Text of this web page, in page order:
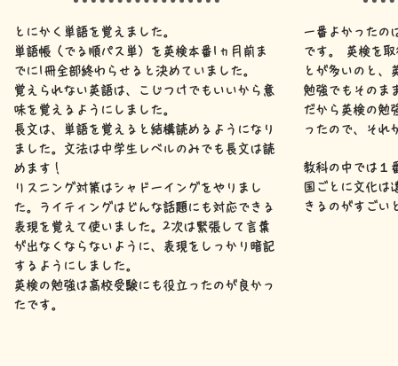
とにかく単語を覚えました。
単語帳（でる順パス単）を英検本番1ヵ月前ま
でに1冊全部終わらせると決めていました。
覚えられない英語は、こじつけでもいいから意
味を覚えるようにしました。
長文は、単語を覚えると結構読めるようになり
ました。文法は中学生レベルのみでも長文は読
めます！
リスニング対策はシャドーイングをやりまし
た。
ライティングはどんな話題にも対応できる
表現を覚えて使いました。2次は緊張して言葉
が出なくならないように、表現をしっかり暗記
するようにしました。
英検の勉強は高校受験にも役立ったのが良かっ
たです。
一番よかったの
です。 英検を
とが多いのと、
勉強でもそのま
だから英検の勉
ったので、それ
教科の中では１
国ごとに文化は
きるのがすごい